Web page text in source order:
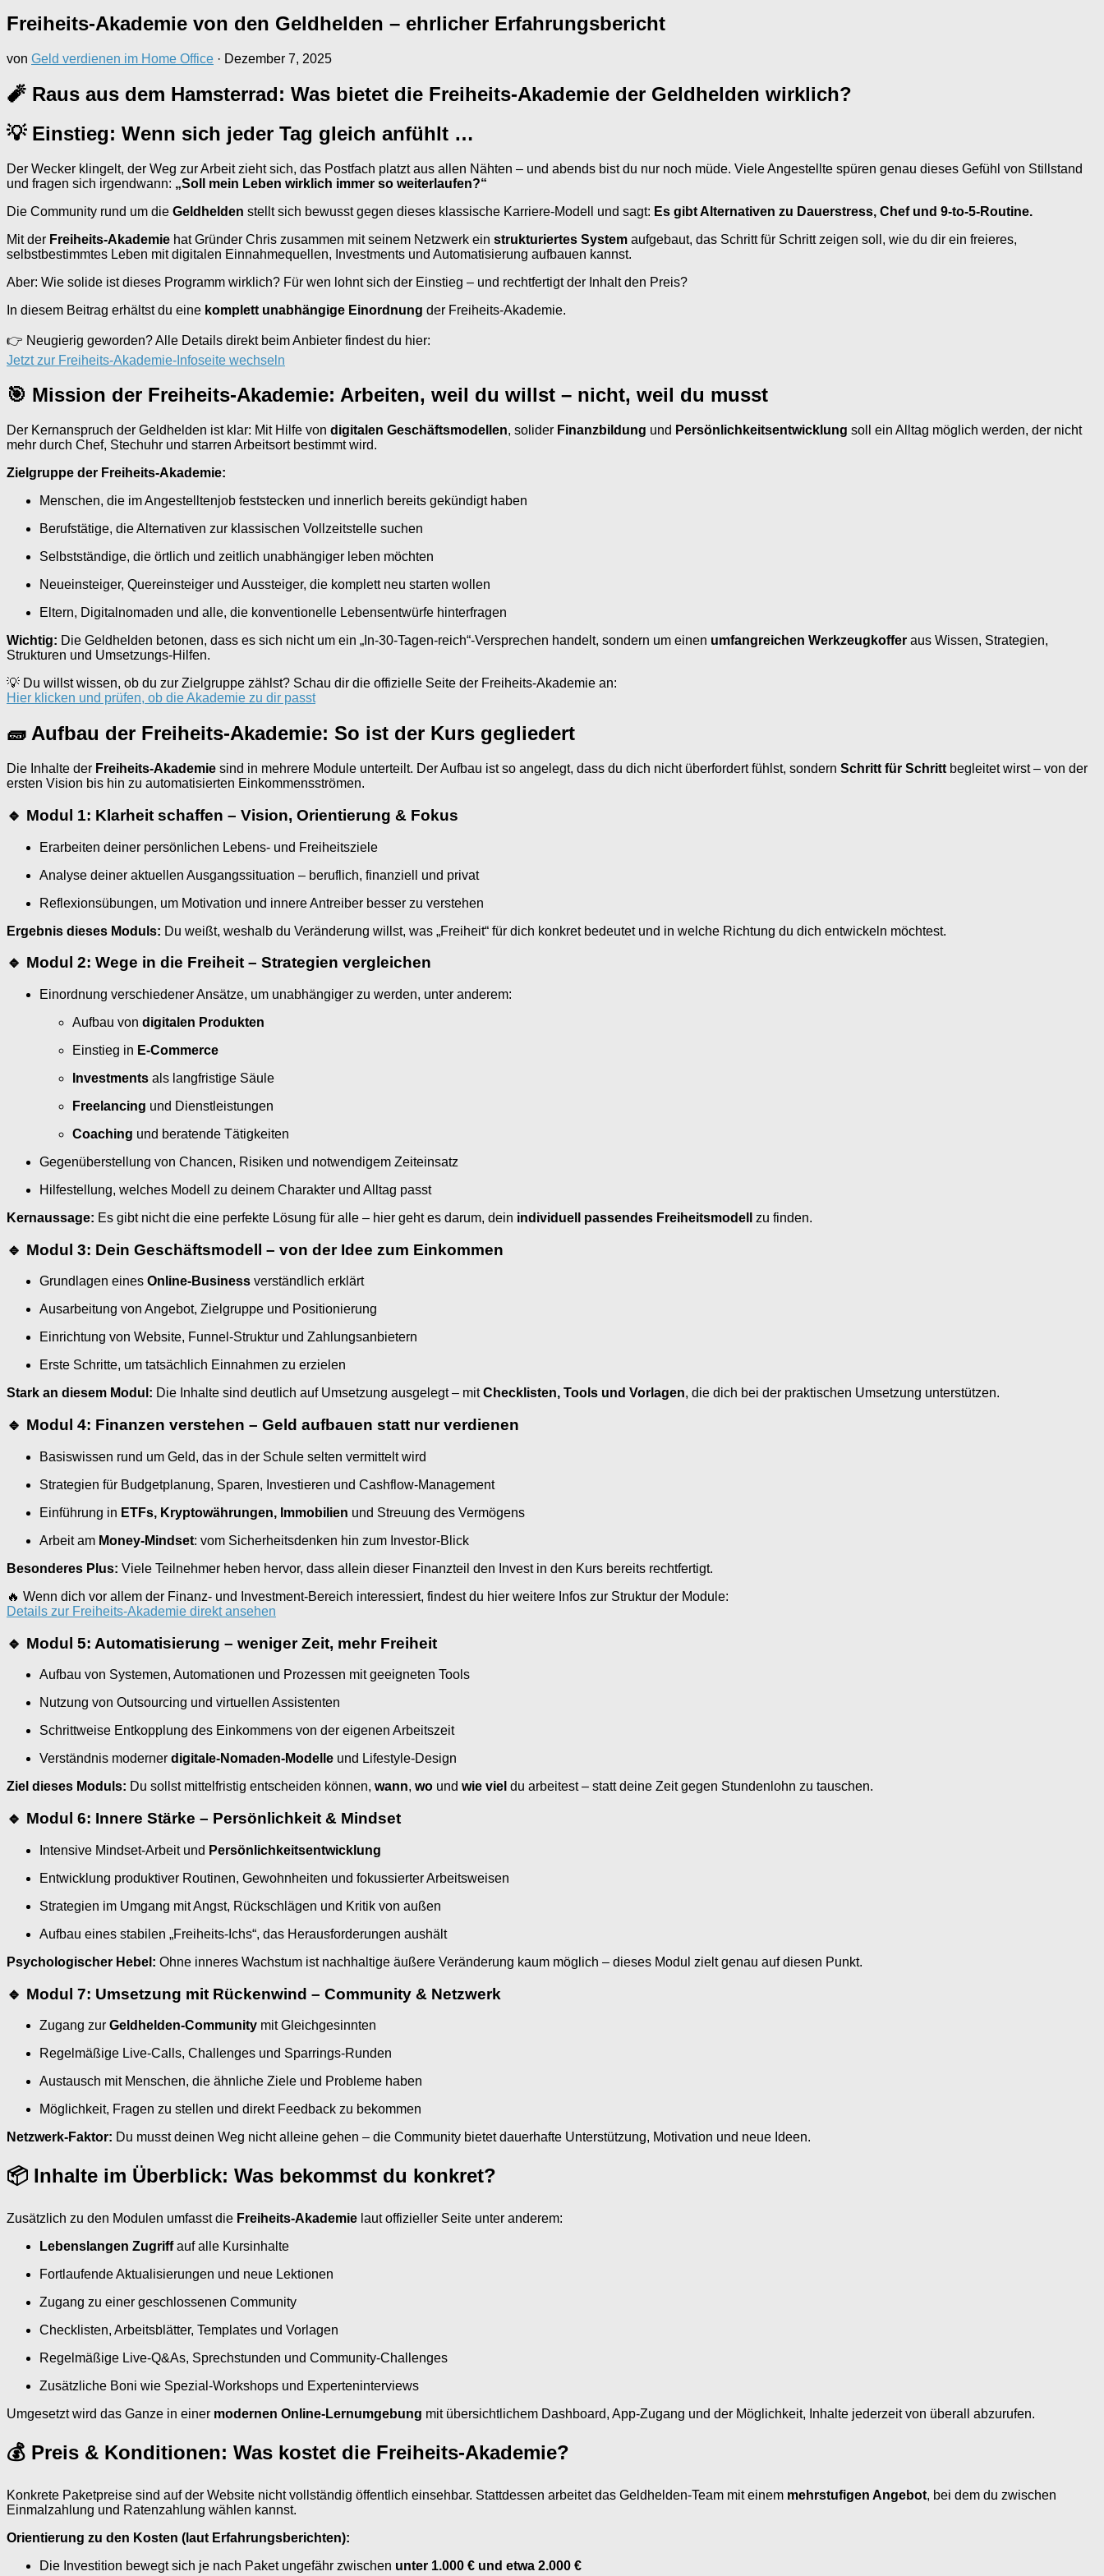
Freiheits-Akademie von den Geldhelden – ehrlicher Erfahrungsbericht
von Geld verdienen im Home Office · Dezember 7, 2025
🧨 Raus aus dem Hamsterrad: Was bietet die Freiheits-Akademie der Geldhelden wirklich?
💡 Einstieg: Wenn sich jeder Tag gleich anfühlt …
Der Wecker klingelt, der Weg zur Arbeit zieht sich, das Postfach platzt aus allen Nähten – und abends bist du nur noch müde. Viele Angestellte spüren genau dieses Gefühl von Stillstand
und fragen sich irgendwann: „Soll mein Leben wirklich immer so weiterlaufen?“
Die Community rund um die Geldhelden stellt sich bewusst gegen dieses klassische Karriere-Modell und sagt: Es gibt Alternativen zu Dauerstress, Chef und 9‑to‑5-Routine.
Mit der Freiheits-Akademie hat Gründer Chris zusammen mit seinem Netzwerk ein strukturiertes System aufgebaut, das Schritt für Schritt zeigen soll, wie du dir ein freieres,
selbstbestimmtes Leben mit digitalen Einnahmequellen, Investments und Automatisierung aufbauen kannst.
Aber: Wie solide ist dieses Programm wirklich? Für wen lohnt sich der Einstieg – und rechtfertigt der Inhalt den Preis?
In diesem Beitrag erhältst du eine komplett unabhängige Einordnung der Freiheits-Akademie.
👉 Neugierig geworden? Alle Details direkt beim Anbieter findest du hier:
Jetzt zur Freiheits-Akademie-Infoseite wechseln
🎯 Mission der Freiheits-Akademie: Arbeiten, weil du willst – nicht, weil du musst
Der Kernanspruch der Geldhelden ist klar: Mit Hilfe von digitalen Geschäftsmodellen, solider Finanzbildung und Persönlichkeitsentwicklung soll ein Alltag möglich werden, der nicht
mehr durch Chef, Stechuhr und starren Arbeitsort bestimmt wird.
Zielgruppe der Freiheits-Akademie:
Menschen, die im Angestelltenjob feststecken und innerlich bereits gekündigt haben
Berufstätige, die Alternativen zur klassischen Vollzeitstelle suchen
Selbstständige, die örtlich und zeitlich unabhängiger leben möchten
Neueinsteiger, Quereinsteiger und Aussteiger, die komplett neu starten wollen
Eltern, Digitalnomaden und alle, die konventionelle Lebensentwürfe hinterfragen
Wichtig: Die Geldhelden betonen, dass es sich nicht um ein „In-30-Tagen-reich“-Versprechen handelt, sondern um einen umfangreichen Werkzeugkoffer aus Wissen, Strategien,
Strukturen und Umsetzungs-Hilfen.
💡 Du willst wissen, ob du zur Zielgruppe zählst? Schau dir die offizielle Seite der Freiheits-Akademie an:
Hier klicken und prüfen, ob die Akademie zu dir passt
🧱 Aufbau der Freiheits-Akademie: So ist der Kurs gegliedert
Die Inhalte der Freiheits-Akademie sind in mehrere Module unterteilt. Der Aufbau ist so angelegt, dass du dich nicht überfordert fühlst, sondern Schritt für Schritt begleitet wirst – von der
ersten Vision bis hin zu automatisierten Einkommensströmen.
🔹 Modul 1: Klarheit schaffen – Vision, Orientierung & Fokus
Erarbeiten deiner persönlichen Lebens- und Freiheitsziele
Analyse deiner aktuellen Ausgangssituation – beruflich, finanziell und privat
Reflexionsübungen, um Motivation und innere Antreiber besser zu verstehen
Ergebnis dieses Moduls: Du weißt, weshalb du Veränderung willst, was „Freiheit“ für dich konkret bedeutet und in welche Richtung du dich entwickeln möchtest.
🔹 Modul 2: Wege in die Freiheit – Strategien vergleichen
Einordnung verschiedener Ansätze, um unabhängiger zu werden, unter anderem:
Aufbau von digitalen Produkten
Einstieg in E-Commerce
Investments als langfristige Säule
Freelancing und Dienstleistungen
Coaching und beratende Tätigkeiten
Gegenüberstellung von Chancen, Risiken und notwendigem Zeiteinsatz
Hilfestellung, welches Modell zu deinem Charakter und Alltag passt
Kernaussage: Es gibt nicht die eine perfekte Lösung für alle – hier geht es darum, dein individuell passendes Freiheitsmodell zu finden.
🔹 Modul 3: Dein Geschäftsmodell – von der Idee zum Einkommen
Grundlagen eines Online-Business verständlich erklärt
Ausarbeitung von Angebot, Zielgruppe und Positionierung
Einrichtung von Website, Funnel-Struktur und Zahlungsanbietern
Erste Schritte, um tatsächlich Einnahmen zu erzielen
Stark an diesem Modul: Die Inhalte sind deutlich auf Umsetzung ausgelegt – mitChecklisten, Tools und Vorlagen, die dich bei der praktischen Umsetzung unterstützen.
🔹 Modul 4: Finanzen verstehen – Geld aufbauen statt nur verdienen
Basiswissen rund um Geld, das in der Schule selten vermittelt wird
Strategien für Budgetplanung, Sparen, Investieren und Cashflow-Management
Einführung in ETFs, Kryptowährungen, Immobilien und Streuung des Vermögens
Arbeit am Money-Mindset: vom Sicherheitsdenken hin zum Investor-Blick
Besonderes Plus: Viele Teilnehmer heben hervor, dass allein dieser Finanzteil den Invest in den Kurs bereits rechtfertigt.
🔥 Wenn dich vor allem der Finanz- und Investment-Bereich interessiert, findest du hier weitere Infos zur Struktur der Module:
Details zur Freiheits-Akademie direkt ansehen
🔹 Modul 5: Automatisierung – weniger Zeit, mehr Freiheit
Aufbau von Systemen, Automationen und Prozessen mit geeigneten Tools
Nutzung von Outsourcing und virtuellen Assistenten
Schrittweise Entkopplung des Einkommens von der eigenen Arbeitszeit
Verständnis moderner digitale-Nomaden-Modelle und Lifestyle-Design
Ziel dieses Moduls: Du sollst mittelfristig entscheiden können, wann, wo und wie viel du arbeitest – statt deine Zeit gegen Stundenlohn zu tauschen.
🔹 Modul 6: Innere Stärke – Persönlichkeit & Mindset
Intensive Mindset-Arbeit und Persönlichkeitsentwicklung
Entwicklung produktiver Routinen, Gewohnheiten und fokussierter Arbeitsweisen
Strategien im Umgang mit Angst, Rückschlägen und Kritik von außen
Aufbau eines stabilen „Freiheits-Ichs“, das Herausforderungen aushält
Psychologischer Hebel: Ohne inneres Wachstum ist nachhaltige äußere Veränderung kaum möglich – dieses Modul zielt genau auf diesen Punkt.
🔹 Modul 7: Umsetzung mit Rückenwind – Community & Netzwerk
Zugang zur Geldhelden-Community mit Gleichgesinnten
Regelmäßige Live-Calls, Challenges und Sparrings-Runden
Austausch mit Menschen, die ähnliche Ziele und Probleme haben
Möglichkeit, Fragen zu stellen und direkt Feedback zu bekommen
Netzwerk-Faktor: Du musst deinen Weg nicht alleine gehen – die Community bietet dauerhafte Unterstützung, Motivation und neue Ideen.
📦 Inhalte im Überblick: Was bekommst du konkret?
Zusätzlich zu den Modulen umfasst die Freiheits-Akademie laut offizieller Seite unter anderem:
Lebenslangen Zugriffauf alle Kursinhalte
Fortlaufende Aktualisierungen und neue Lektionen
Zugang zu einer geschlossenen Community
Checklisten, Arbeitsblätter, Templates und Vorlagen
Regelmäßige Live-Q&As, Sprechstunden und Community-Challenges
Zusätzliche Boni wie Spezial-Workshops und Experteninterviews
Umgesetzt wird das Ganze in einer modernen Online-Lernumgebung mit übersichtlichem Dashboard, App-Zugang und der Möglichkeit, Inhalte jederzeit von überall abzurufen.
💰 Preis & Konditionen: Was kostet die Freiheits-Akademie?
Konkrete Paketpreise sind auf der Website nicht vollständig öffentlich einsehbar. Stattdessen arbeitet das Geldhelden-Team mit einem mehrstufigen Angebot, bei dem du zwischen
Einmalzahlung und Ratenzahlung wählen kannst.
Orientierung zu den Kosten (laut Erfahrungsberichten):
Die Investition bewegt sich je nach Paket ungefähr zwischen unter 1.000 € und etwa 2.000 €